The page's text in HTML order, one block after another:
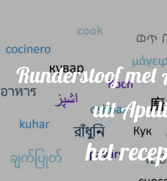
Runderstoof
uit
het